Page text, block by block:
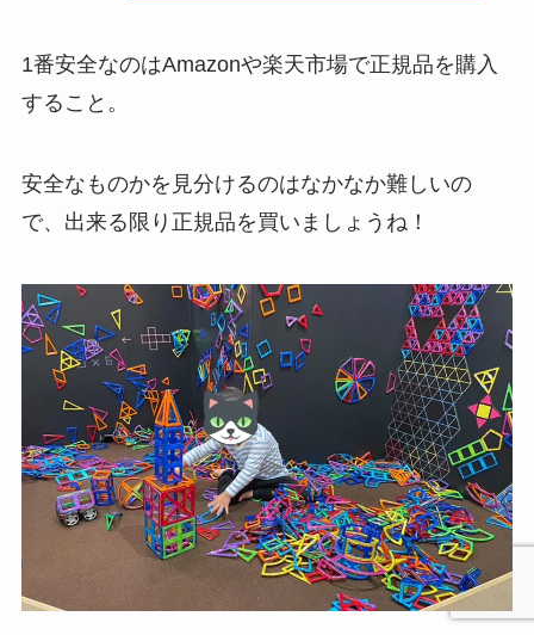
1番安全なのはAmazonや楽天市場で正規品を購入
すること。
安全なものかを見分けるのはなかなか難しいの
で、出来る限り正規品を買いましょうね！